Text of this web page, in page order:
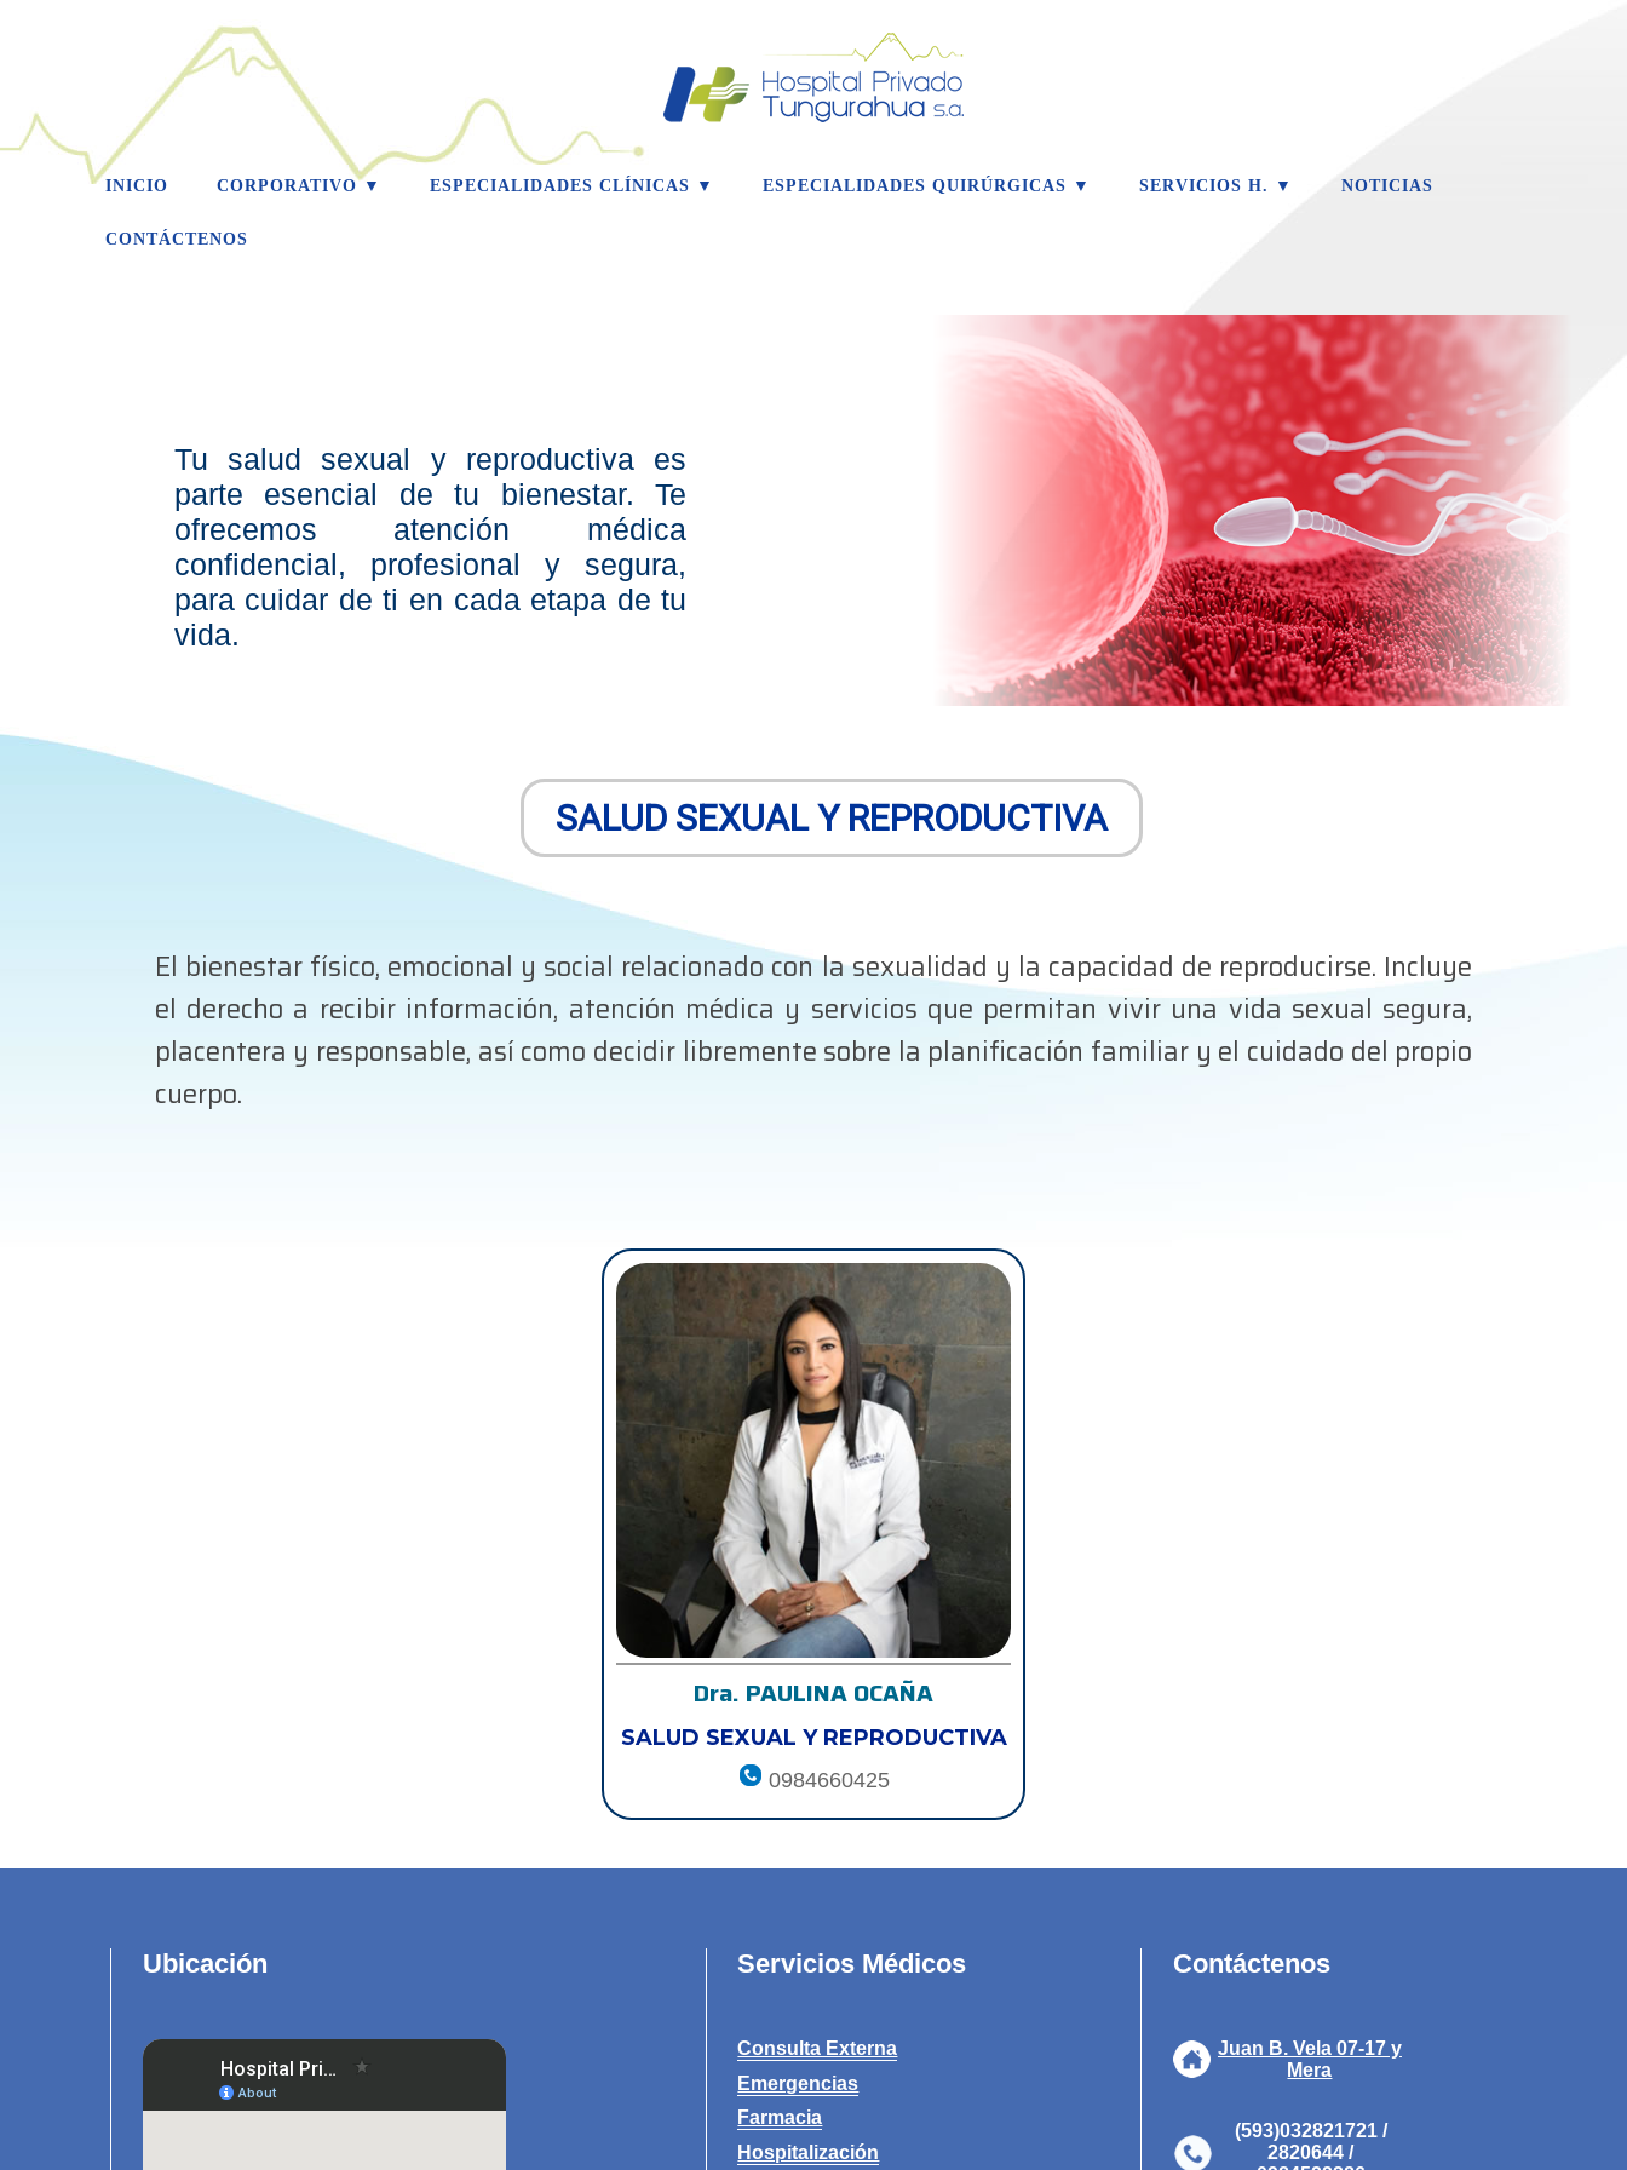
INICIO CORPORATIVO ▼ ESPECIALIDADES CLÍNICAS ▼ ESPECIALIDADES QUIRÚRGICAS ▼ SERVICIOS H. ▼ NOTICIAS
CONTÁCTENOS
Tu salud sexual y reproductiva es
parte esencial de tu bienestar. Te
ofrecemos atención médica
confidencial, profesional y segura,
para cuidar de ti en cada etapa de tu
vida.
SALUD SEXUAL Y REPRODUCTIVA
El bienestar físico, emocional y social relacionado con la sexualidad y la capacidad de reproducirse. Incluye
el derecho a recibir información, atención médica y servicios que permitan vivir una vida sexual segura,
placentera y responsable, así como decidir libremente sobre la planificación familiar y el cuidado del propio
cuerpo.
Dra. PAULINA OCAÑA
SALUD SEXUAL Y REPRODUCTIVA
0984660425
Ubicación Servicios Médicos
Consulta Externa
Emergencias
Farmacia
Hospitalización
Contáctenos
Juan B. Vela 07-17 y
Mera
(593)032821721 /
2820644 /